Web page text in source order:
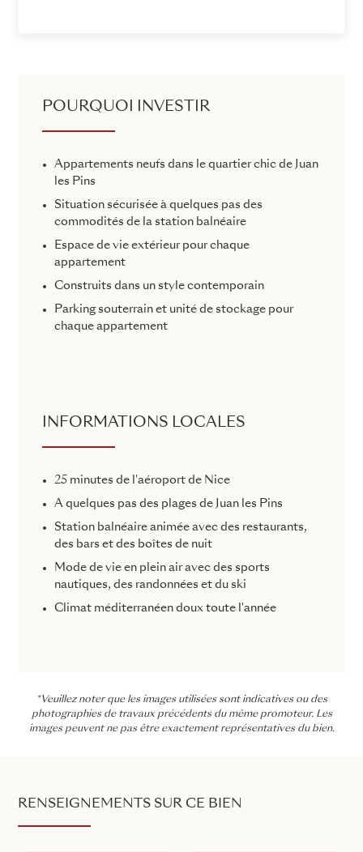
POURQUOI INVESTIR
Appartements neufs dans le quartier chic de Juan
les Pins
Situation sécurisée à quelques pas des
commodités de la station balnéaire
Espace de vie extérieur pour chaque
appartement
Construits dans un style contemporain
Parking souterrain et unité de stockage pour
chaque appartement
INFORMATIONS LOCALES
25 minutes de l'aéroport de Nice
A quelques pas des plages de Juan les Pins
Station balnéaire animée avec des restaurants,
des bars et des boîtes de nuit
Mode de vie en plein air avec des sports
nautiques, des randonnées et du ski
Climat méditerranéen doux toute l'année
*Veuillez noter que les images utilisées sont indicatives ou des
photographies de travaux précédents du même promoteur. Les
images peuvent ne pas être exactement représentatives du bien.
RENSEIGNEMENTS SUR CE BIEN